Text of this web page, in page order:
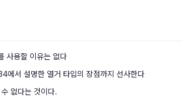
사용할 이유는 없다
에서 설명한 열거 타입의 장점까지 선사한다
없다는 것이다.